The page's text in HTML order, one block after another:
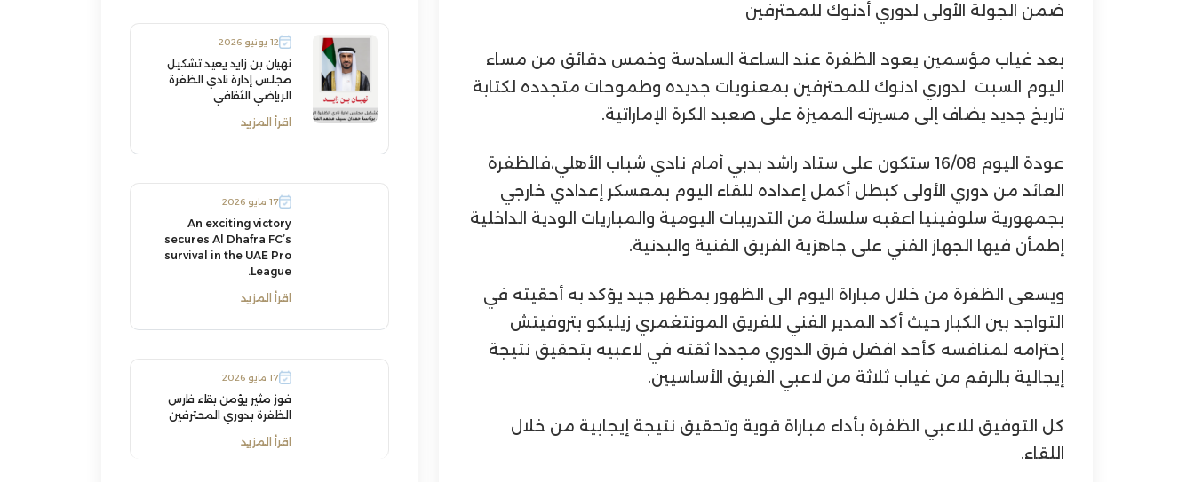
ضمن الجولة الأولى لدوري أدنوك للمحترفين
بعد غياب مؤسمين يعود الظفرة عند الساعة السادسة وخمس دقائق من مساء
اليوم السبت لدوري ادنوك للمحترفين بمعنويات جديده وطموحات متجدده لكتابة
تاريخ جديد يضاف إلى مسيرته المميزة على صعبد الكرة الإماراتية.
عودة اليوم 16/08 ستكون على ستاد راشد بدبي أمام نادي شباب الأهلي،فالظفرة
العائد من دوري الأولى كبطل أكمل إعداده للقاء اليوم بمعسكر إعدادي خارجي
بجمهورية سلوفينيا اعقبه سلسلة من التدريبات اليومية والمباريات الودية الداخلية
إطمأن فيها الجهاز الفني على جاهزية الفريق الفنية والبدنية.
ويسعى الظفرة من خلال مباراة اليوم الى الظهور بمظهر جيد يؤكد به أحقيته في
التواجد بين الكبار حيث أكد المدير الفني للفريق المونتغمري زيليكو بتروفيتش
إحترامه لمنافسه كأحد افضل فرق الدوري مجددا ثقته في لاعبيه بتحقيق نتيجة
إيجالية بالرقم من غياب ثلاثة من لاعبي الفريق الأساسيين.
كل التوفيق للاعبي الظفرة بأداء مباراة قوية وتحقيق نتيجة إيجابية من خلال
اللقاء.
12 يونيو 2026
نهيان بن زايد يعيد تشكيل
مجلس إدارة نادي الظفرة
الرياضي الثقافي
اقرأ المزيد
17 مايو 2026
An exciting victory
secures Al Dhafra FC’s
survival in the UAE Pro
League.
اقرأ المزيد
17 مايو 2026
فوز مثير يؤمن بقاء فارس
الظفرة بدوري المحترفين
اقرأ المزيد